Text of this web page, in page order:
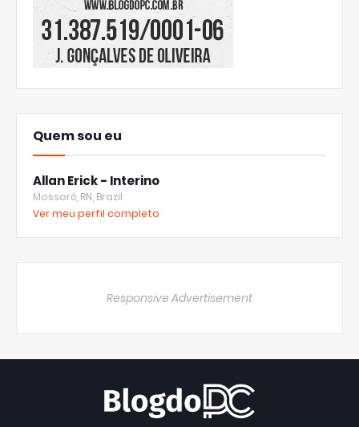
Quem sou eu
Allan Erick - Interino
Mossoró, RN, Brazil
Ver meu perfil completo
Responsive Advertisement